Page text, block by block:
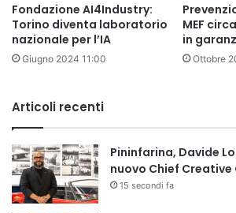
Fondazione AI4Industry:
Torino diventa laboratorio
nazionale per l’IA
Giugno 2024 11:00
MEF
in
Ottobre
Articoli recenti
Pininfarina, Davide
nuovo Chief
15 secondi fa